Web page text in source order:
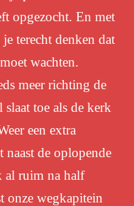
opgezocht. En met
terecht denken dat
wachten.
meer richting de
toe als de kerk
een extra
naast de oplopende
al ruim na half
onze wegkapitein